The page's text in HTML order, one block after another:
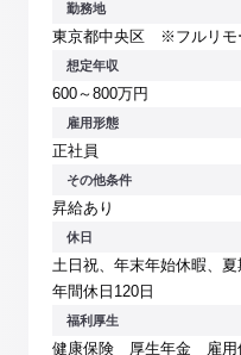
勤務地
東京都中央区 ※フルリモ
想定年収
600～800万円
雇用形態
正社員
その他条件
昇給あり
休日
土日祝、年末年始休暇、夏
年間休日120日
福利厚生
健康保険 厚生年金 雇